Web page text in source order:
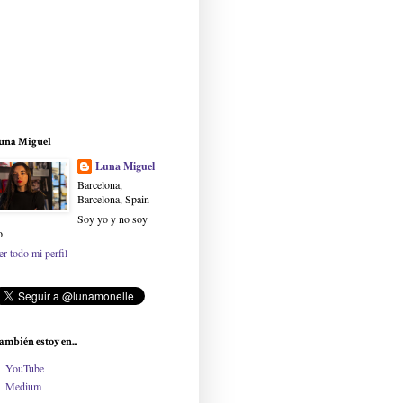
Miguel
Luna Miguel
Barcelona,
Barcelona, Spain
Soy yo y no soy
todo mi perfil
estoy en...
YouTube
Medium